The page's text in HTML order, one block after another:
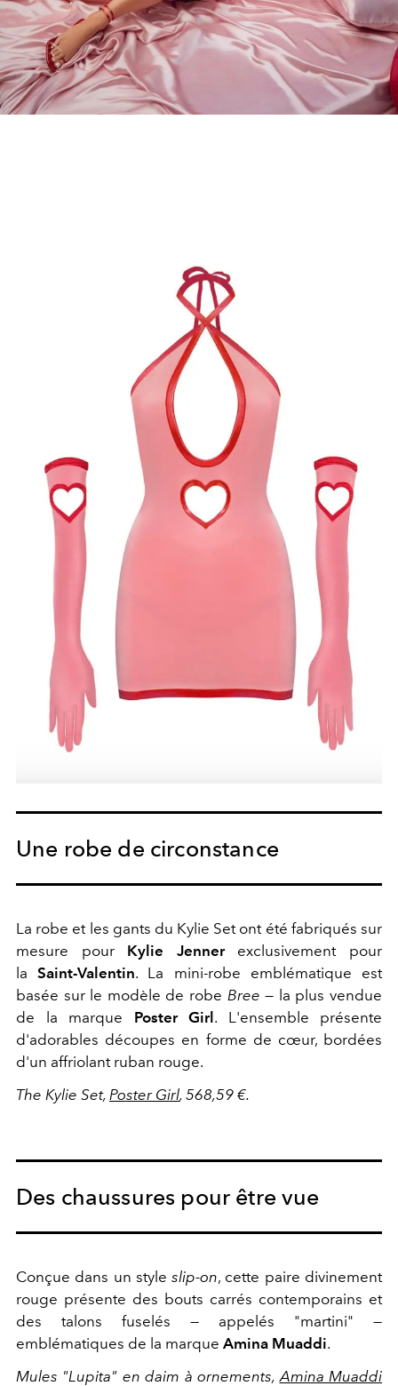
Une robe de circonstance
La robe et les gants du Kylie Set ont été fabriqués sur
mesure pour Kylie Jennerexclusivement pour
laSaint-Valentin. La mini-robe emblématique est
basée sur le modèle de robe Bree — la plus vendue
de la marque Poster Girl. L'ensemble présente
d'adorables découpes en forme de cœur, bordées
d'un affriolant ruban rouge.
The Kylie Set, Poster Girl, 568,59 €.
Des chaussures pour être vue
Conçue dans un styleslip-on, cette paire divinement
rouge présente des bouts carrés contemporains et
des talons fuselés — appelés "martini" —
emblématiques de la marque Amina Muaddi.
Mules "Lupita" en daim à ornements, Amina Muaddi